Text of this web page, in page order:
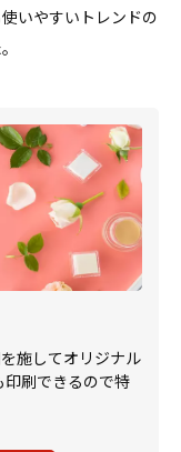
いやすいトレンドの
施してオリジナル
印刷できるので特